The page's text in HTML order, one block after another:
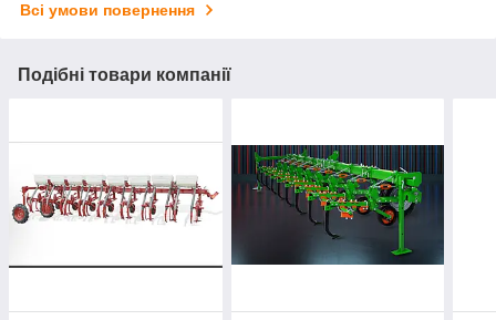
Всі умови повернення
Подібні товари компанії